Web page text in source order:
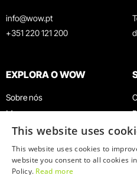
info@wow.pt
+351 220 121 200
EXPLORA O WOW
Sobre nós
Museus
Agenda
Notícias
Restaurantes
This website uses
This website uses cookies to
website you consent to all cookies
Policy. Read more